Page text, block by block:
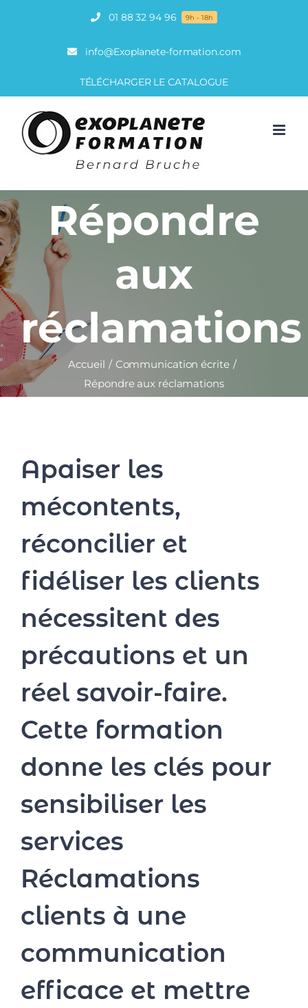
01 88 32 94 96 9h - 18h
info@Exoplanete-formation.com
TÉLÉCHARGER LE CATALOGUE
Répondre
aux
réclamations
Accueil
Communication écrite
Répondre aux réclamations
Apaiser les
mécontents,
réconcilier et
fidéliser les clients
nécessitent des
précautions et un
réel savoir-faire.
Cette formation
donne les clés pour
sensibiliser les
services
Réclamations
clients à une
communication
efficace et mettre